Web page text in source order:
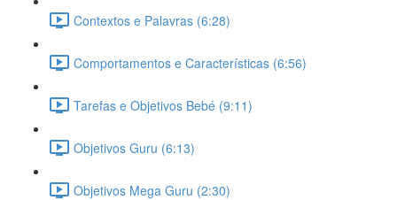
Contextos e Palavras (6:28)
Comportamentos e Características (6:56)
Tarefas e Objetivos Bebé (9:11)
Objetivos Guru (6:13)
Objetivos Mega Guru (2:30)